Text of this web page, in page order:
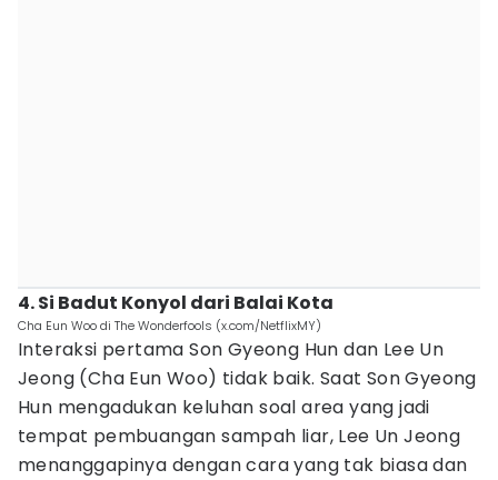
4. Si Badut Konyol dari Balai Kota
Cha Eun Woo di The Wonderfools (x.com/NetflixMY)
Interaksi pertama Son Gyeong Hun dan Lee Un
Jeong (Cha Eun Woo) tidak baik. Saat Son Gyeong
Hun mengadukan keluhan soal area yang jadi
tempat pembuangan sampah liar, Lee Un Jeong
menanggapinya dengan cara yang tak biasa dan